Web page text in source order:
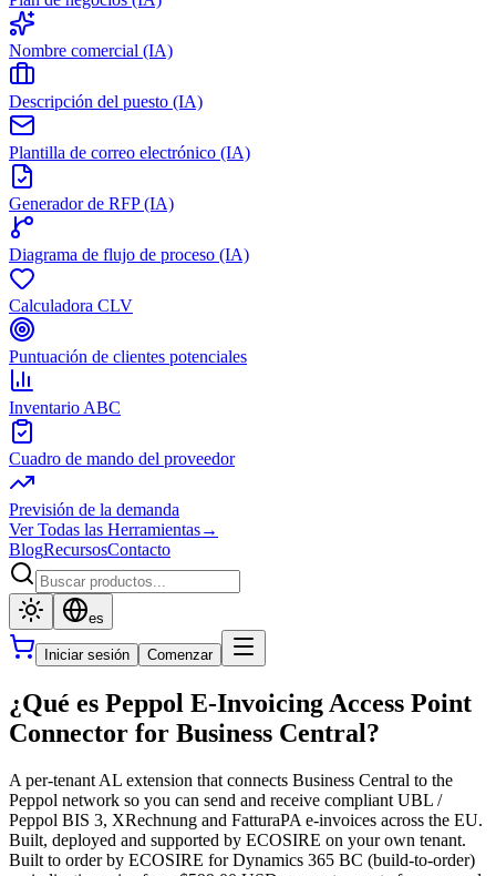
Nombre comercial (IA)
Descripción del puesto (IA)
Plantilla de correo electrónico (IA)
Generador de RFP (IA)
Diagrama de flujo de proceso (IA)
Calculadora CLV
Puntuación de clientes potenciales
Inventario ABC
Cuadro de mando del proveedor
Previsión de la demanda
Ver Todas las Herramientas→
BlogRecursosContacto
es
Iniciar sesión Comenzar
¿Qué es Peppol E-Invoicing Access Point
Connector for Business Central?
A per-tenant AL extension that connects Business Central to the
Peppol network so you can send and receive compliant UBL /
Peppol BIS 3, XRechnung and FatturaPA e-invoices across the EU.
Built, deployed and supported by ECOSIRE on your own tenant.
Built to order by ECOSIRE for Dynamics 365 BC (build-to-order)